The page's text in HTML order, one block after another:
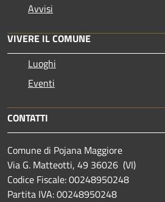
Avvisi
VIVERE IL COMUNE
Luoghi
Eventi
CONTATTI
Comune di Pojana Maggiore
Via G. Matteotti, 49 36026 (VI)
Codice Fiscale: 00248950248
Partita IVA: 00248950248